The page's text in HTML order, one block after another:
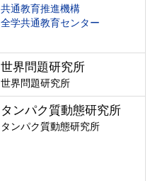
共通教育推進機構
全学共通教育センター
世界問題研究所
世界問題研究所
タンパク質動態研究所
タンパク質動態研究所